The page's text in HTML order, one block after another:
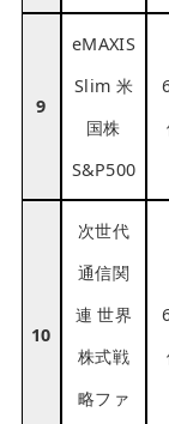
9
eMAXIS
Slim 米
国株
S&P500
10
次世代
通信関
連 世界
株式戦
略ファ